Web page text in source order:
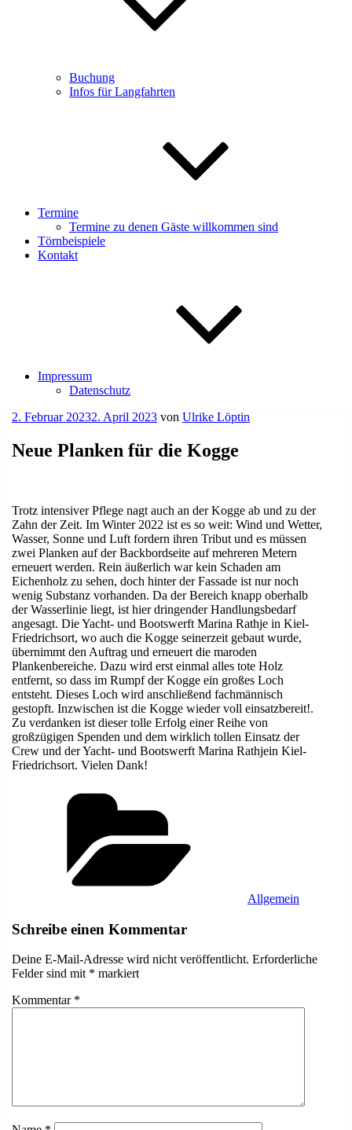
Buchung
Infos für Langfahrten
Termine
Termine zu denen Gäste willkommen sind
Törnbeispiele
Kontakt
Impressum
Datenschutz
Veröffentlicht
2. Februar 20232. April 2023 von Ulrike Löptin
Neue Planken für die Kogge
Trotz intensiver Pflege nagt auch an der Kogge ab und zu der
Zahn der Zeit. Im Winter 2022 ist es so weit: Wind und Wetter,
Wasser, Sonne und Luft fordern ihren Tribut und es müssen
zwei Planken auf der Backbordseite auf mehreren Metern
erneuert werden. Rein äußerlich war kein Schaden am
Eichenholz zu sehen, doch hinter der Fassade ist nur noch
wenig Substanz vorhanden. Da der Bereich knapp oberhalb
der Wasserlinie liegt, ist hier dringender Handlungsbedarf
angesagt. Die Yacht- und Bootswerft Marina Rathje in Kiel-
Friedrichsort, wo auch die Kogge seinerzeit gebaut wurde,
übernimmt den Auftrag und erneuert die maroden
Plankenbereiche. Dazu wird erst einmal alles tote Holz
entfernt, so dass im Rumpf der Kogge ein großes Loch
entsteht. Dieses Loch wird anschließend fachmännisch
gestopft. Inzwischen ist die Kogge wieder voll einsatzbereit!.
Zu verdanken ist dieser tolle Erfolg einer Reihe von
großzügigen Spenden und dem wirklich tollen Einsatz der
Crew und der Yacht- und Bootswerft Marina Rathjein Kiel-
Friedrichsort. Vielen Dank!
Allgemein
Schreibe einen Kommentar
Deine E-Mail-Adresse wird nicht veröffentlicht. Erforderliche
Felder sind mit * markiert
Kommentar *